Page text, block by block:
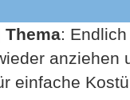
Thema:
anziehen
einfache